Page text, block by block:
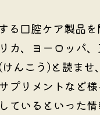
口腔ケア製品
、ヨーロッパ
んこう)と読ま
リメントなど
いるといった